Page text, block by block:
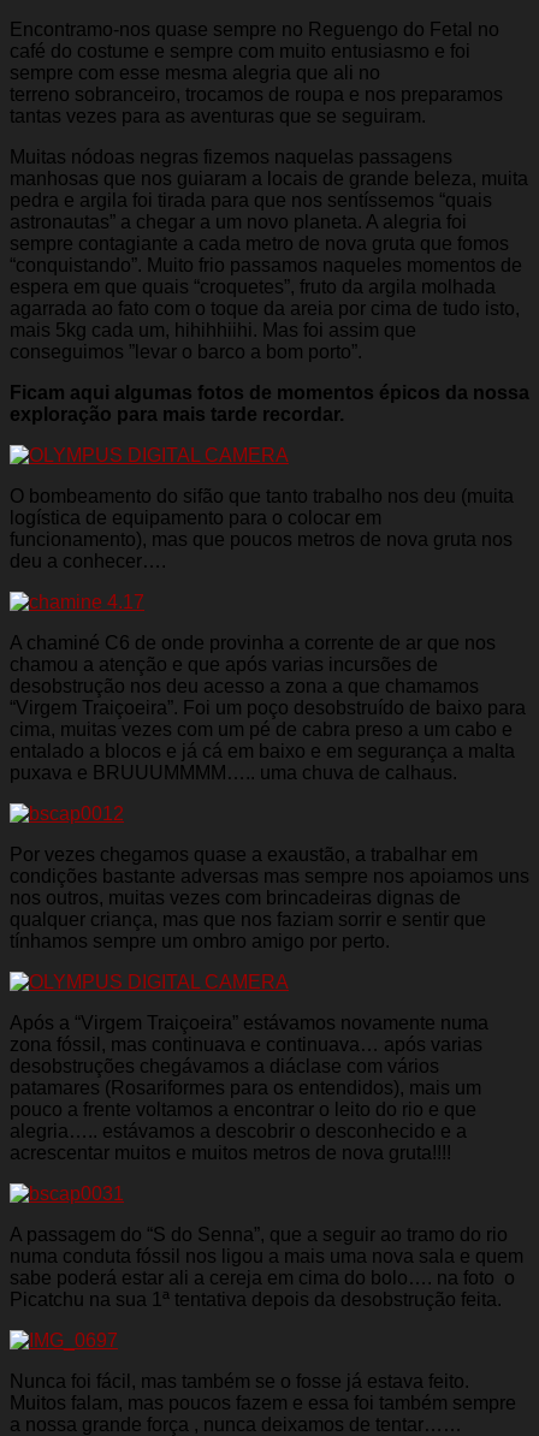
Encontramo-nos quase sempre no Reguengo do Fetal no
café do costume e sempre com muito entusiasmo e foi
sempre com esse mesma alegria que ali no
terreno sobranceiro, trocamos de roupa e nos preparamos
tantas vezes para as aventuras que se seguiram.
Muitas nódoas negras fizemos naquelas passagens
manhosas que nos guiaram a locais de grande beleza, muita
pedra e argila foi tirada para que nos sentíssemos “quais
astronautas” a chegar a um novo planeta. A alegria foi
sempre contagiante a cada metro de nova gruta que fomos
“conquistando”. Muito frio passamos naqueles momentos de
espera em que quais “croquetes”, fruto da argila molhada
agarrada ao fato com o toque da areia por cima de tudo isto,
mais 5kg cada um, hihihhiihi. Mas foi assim que
conseguimos ”levar o barco a bom porto”.
Ficam aqui algumas fotos de momentos épicos da nossa
exploração para mais tarde recordar.
O bombeamento do sifão que tanto trabalho nos deu (muita
logística de equipamento para o colocar em
funcionamento), mas que poucos metros de nova gruta nos
deu a conhecer….
A chaminé C6 de onde provinha a corrente de ar que nos
chamou a atenção e que após varias incursões de
desobstrução nos deu acesso a zona a que chamamos
“Virgem Traiçoeira”. Foi um poço desobstruído de baixo para
cima, muitas vezes com um pé de cabra preso a um cabo e
entalado a blocos e já cá em baixo e em segurança a malta
puxava e BRUUUMMMM….. uma chuva de calhaus.
Por vezes chegamos quase a exaustão, a trabalhar em
condições bastante adversas mas sempre nos apoiamos uns
nos outros, muitas vezes com brincadeiras dignas de
qualquer criança, mas que nos faziam sorrir e sentir que
tínhamos sempre um ombro amigo por perto.
Após a “Virgem Traiçoeira” estávamos novamente numa
zona fóssil, mas continuava e continuava… após varias
desobstruções chegávamos a diáclase com vários
patamares (Rosariformes para os entendidos), mais um
pouco a frente voltamos a encontrar o leito do rio e que
alegria….. estávamos a descobrir o desconhecido e a
acrescentar muitos e muitos metros de nova gruta!!!!
A passagem do “S do Senna”, que a seguir ao tramo do rio
numa conduta fóssil nos ligou a mais uma nova sala e quem
sabe poderá estar ali a cereja em cima do bolo…. na foto o
Picatchu na sua 1ª tentativa depois da desobstrução feita.
Nunca foi fácil, mas também se o fosse já estava feito.
Muitos falam, mas poucos fazem e essa foi também sempre
a nossa grande força , nunca deixamos de tentar……